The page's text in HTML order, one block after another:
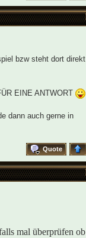
bzw steht dort direkt
EINE ANTWORT
dann auch gerne in
Quote
mal überprüfen ob